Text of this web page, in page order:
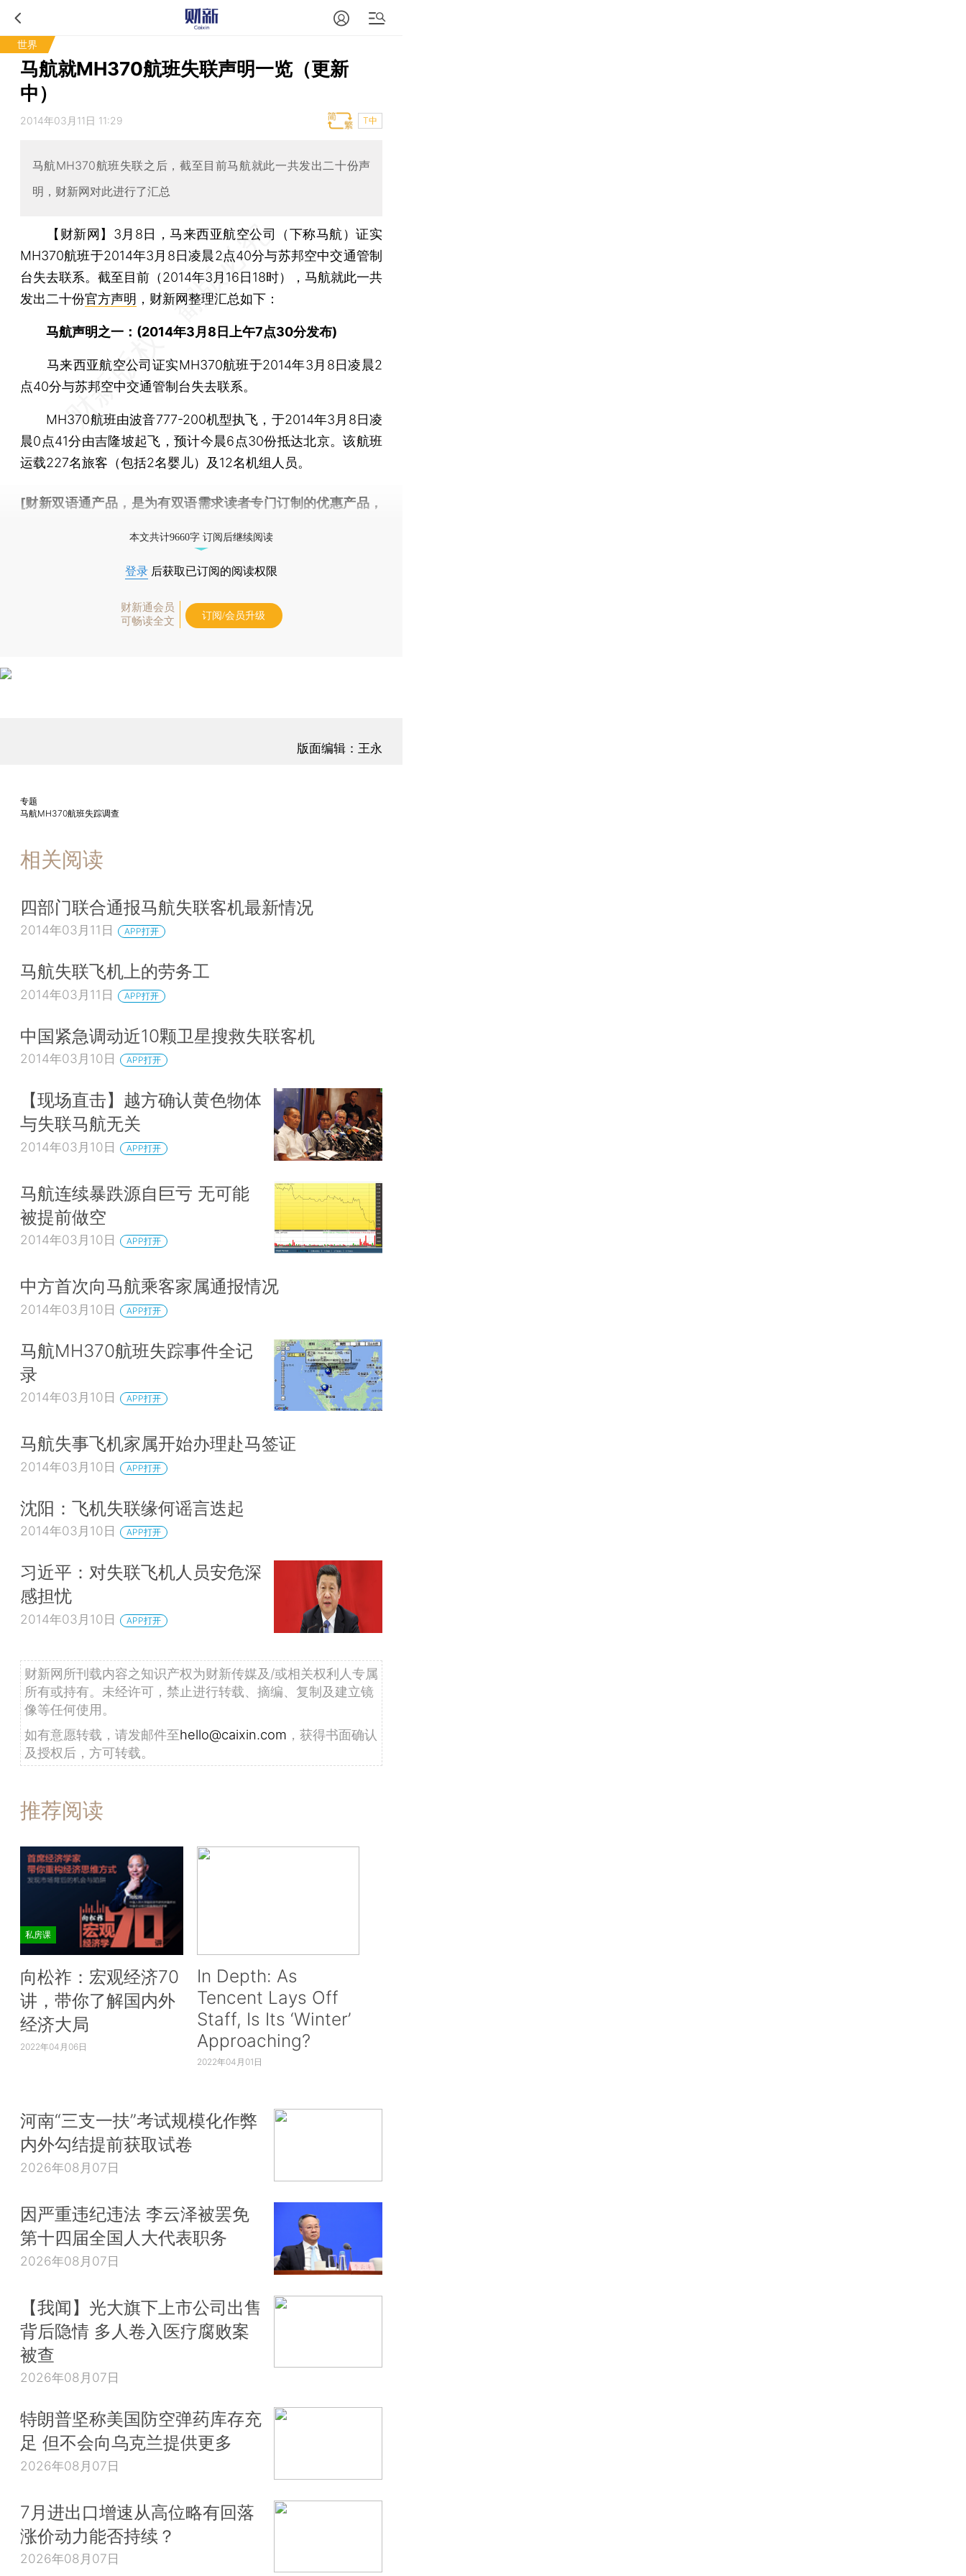
世界
马航就MH370航班失联声明一览（更新
中）
2014年03月11日 11:29 T中
马航MH370航班失联之后，截至目前马航就此一共发出二十份声
明，财新网对此进行了汇总
【财新网】 3月8日，马来西亚航空公司（下称马航）证实
MH370航班于2014年3月8日凌晨2点40分与苏邦空中交通管制
台失去联系。截至目前（2014年3月16日18时），马航就此一共
发出二十份官方声明 ，财新网整理汇总如下：
马航声明之一：(2014年3月8日上午7点30分发布)
马来西亚航空公司证实MH370航班于2014年3月8日凌晨2
点40分与苏邦空中交通管制台失去联系。
MH370航班由波音777-200机型执飞，于2014年3月8日凌
晨0点41分由吉隆坡起飞，预计今晨6点30份抵达北京。该航班
运载227名旅客（包括2名婴儿）及12名机组人员。
[财新双语通产品，是为有双语需求读者专门订制的优惠产品，
本文共计9660字 订阅后继续阅读
登录 后获取已订阅的阅读权限
财新通会员
可畅读全文
订阅/会员升级
版面编辑：王永
专题
马航MH370航班失踪调查
相关阅读
四部门联合通报马航失联客机最新情况
2014年03月11日 APP打开
马航失联飞机上的劳务工
2014年03月11日 APP打开
中国紧急调动近10颗卫星搜救失联客机
2014年03月10日 APP打开
【现场直击】越方确认黄色物体
与失联马航无关
2014年03月10日 APP打开
马航连续暴跌源自巨亏 无可能
被提前做空
2014年03月10日 APP打开
中方首次向马航乘客家属通报情况
2014年03月10日 APP打开
马航MH370航班失踪事件全记
录
2014年03月10日 APP打开
马航失事飞机家属开始办理赴马签证
2014年03月10日 APP打开
沈阳：飞机失联缘何谣言迭起
2014年03月10日 APP打开
习近平：对失联飞机人员安危深
感担忧
2014年03月10日 APP打开
财新网所刊载内容之知识产权为财新传媒及/或相关权利人专属
所有或持有。未经许可，禁止进行转载、摘编、复制及建立镜
像等任何使用。
如有意愿转载，请发邮件至hello@caixin.com ，获得书面确认
及授权后，方可转载。
推荐阅读
私房课
向松祚：宏观经济70
讲，带你了解国内外
经济大局
2022年04月06日
In Depth: As
Tencent Lays Off
Staff, Is Its ‘Winter’
Approaching?
2022年04月01日
河南“三支一扶”考试规模化作弊
内外勾结提前获取试卷
2026年08月07日
因严重违纪违法 李云泽被罢免
第十四届全国人大代表职务
2026年08月07日
【我闻】光大旗下上市公司出售
背后隐情 多人卷入医疗腐败案
被查
2026年08月07日
特朗普坚称美国防空弹药库存充
足 但不会向乌克兰提供更多
2026年08月07日
7月进出口增速从高位略有回落
涨价动力能否持续？
2026年08月07日